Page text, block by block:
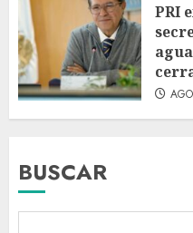
PRI
BUSCAR